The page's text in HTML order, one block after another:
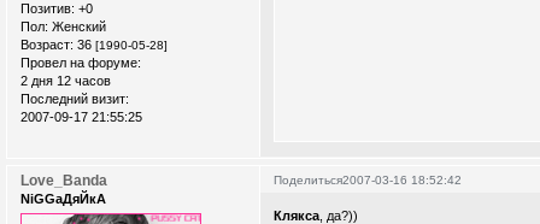
Позитив: +0
Пол: Женский
Возраст: 36 [1990-05-28]
Провел на форуме:
2 дня 12 часов
Последний визит:
2007-09-17 21:55:25
Поделиться2007-03-16 18:52:42
Love_Banda
NiGGaДяЙкА
Клякса , да?))